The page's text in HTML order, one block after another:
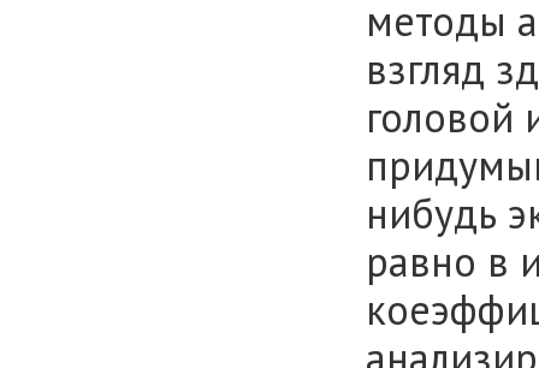
методы
взгляд
головой
нибудь
равно в